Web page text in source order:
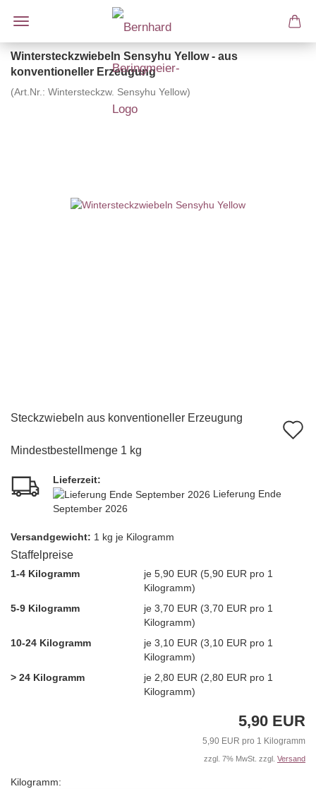
Wintersteckzwiebeln Sensyhu Yellow - aus
konventioneller Erzeugung
(Art.Nr.: Wintersteckzw. Sensyhu Yellow)
Steckzwiebeln aus konventioneller Erzeugung
Mindestbestellmenge 1 kg
Lieferzeit:
Lieferung Ende
September 2026
Versandgewicht: 1 kg je Kilogramm
Staffelpreise
1-4 Kilogramm
je 5,90 EUR (5,90 EUR pro 1
Kilogramm)
5-9 Kilogramm
je 3,70 EUR (3,70 EUR pro 1
Kilogramm)
10-24 Kilogramm
je 3,10 EUR (3,10 EUR pro 1
Kilogramm)
> 24 Kilogramm
je 2,80 EUR (2,80 EUR pro 1
Kilogramm)
5,90 EUR
5,90 EUR pro 1 Kilogramm
zzgl. 7% MwSt. zzgl. Versand
Kilogramm: